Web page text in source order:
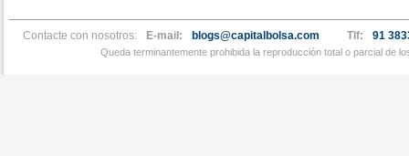
Contacte con nosotros: E-mail: blogs@capitalbolsa.com Tlf: 91
Queda terminantemente prohibida la reproducción total o parcial de